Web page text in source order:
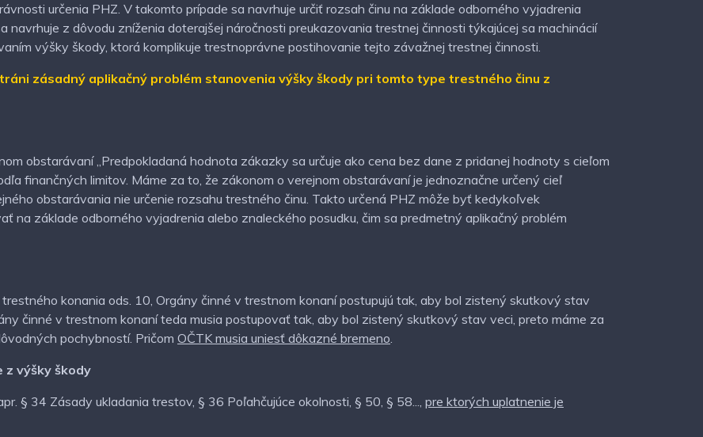
určenia PHZ. V takomto prípade sa navrhuje určiť rozsah činu na základe odborného vyjadrenia
navrhuje z dôvodu zníženia doterajšej náročnosti preukazovania trestnej činnosti týkajúcej sa machinácií
výšky škody, ktorá komplikuje trestnoprávne postihovanie tejto závažnej trestnej činnosti.
zásadný aplikačný problém stanovenia výšky škody pri tomto type trestného činu z
obstarávaní „Predpokladaná hodnota zákazky sa určuje ako cena bez dane z pridanej hodnoty s cieľom
finančných limitov. Máme za to, že zákonom o verejnom obstarávaní je jednoznačne určený cieľ
obstarávania nie určenie rozsahu trestného činu. Takto určená PHZ môže byť kedykoľvek
na základe odborného vyjadrenia alebo znaleckého posudku, čim sa predmetný aplikačný problém
konania ods. 10, Orgány činné v trestnom konaní postupujú tak, aby bol zistený skutkový stav
činné v trestnom konaní teda musia postupovať tak, aby bol zistený skutkový stav veci, preto máme za
pochybností. Pričom OČTK musia uniesť dôkazné bremeno.
výšky škody
§ 34 Zásady ukladania trestov, § 36 Poľahčujúce okolnosti, § 50, § 58..., pre ktorých uplatnenie je